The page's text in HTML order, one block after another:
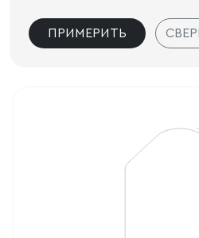
ПРИМЕРИТЬ